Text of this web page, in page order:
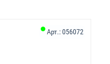
Арт.:056072